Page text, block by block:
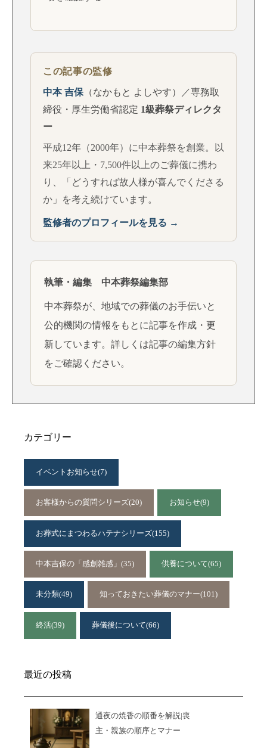
この記事の監修
中本 吉保 （なかもと よしやす）／専務取
締役・厚生労働省認定 1級葬祭ディレクタ
ー
平成12年（2000年）に中本葬祭を創業。以
来25年以上・7,500件以上のご葬儀に携わ
り、「どうすれば故人様が喜んでくださる
か」を考え続けています。
監修者のプロフィールを見る →
執筆・編集 中本葬祭編集部
中本葬祭が、地域での葬儀のお手伝いと
公的機関の情報をもとに記事を作成・更
新しています。詳しくは記事の編集方針
をご確認ください。
カテゴリー
イベントお知らせ(7)
お客様からの質問シリーズ(20) お知らせ(9)
お葬式にまつわるハテナシリーズ(155)
中本吉保の「感創雑感」 (35) 供養について(65)
未分類(49) 知っておきたい葬儀のマナー(101)
終活(39) 葬儀後について(66)
最近の投稿
通夜の焼香の順番を解説|喪
主・親族の順序とマナー